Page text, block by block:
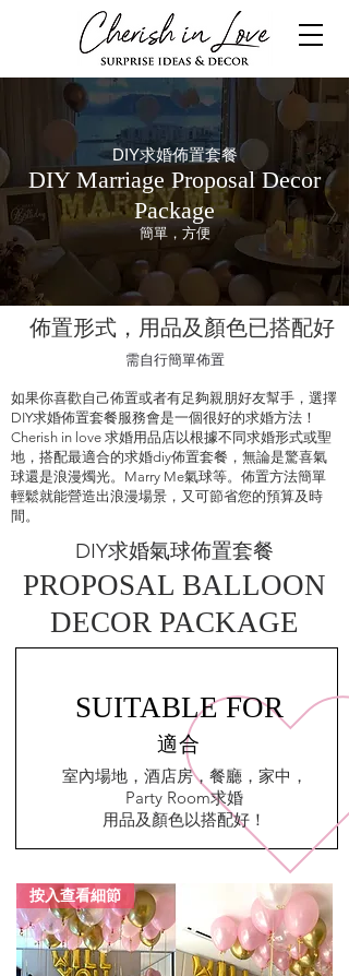
DIY求婚佈置套餐
DIY Marriage Proposal Decor
Package
簡單，方便
佈置形式，用品及顏色已搭配好
需自行簡單佈置
如果你喜歡自己佈置或者有足夠親朋好友幫手，選擇
DIY求婚佈置套餐服務會是一個很好的求婚方法！
Cherish in love 求婚用品店以根據不同求婚形式或聖
地，搭配最適合的求婚diy佈置套餐，無論是驚喜氣
球還是浪漫燭光。Marry Me氣球等。佈置方法簡單
輕鬆就能營造出浪漫場景，又可節省您的預算及時
間。
DIY求婚氣球佈置套餐
PROPOSAL BALLOON
DECOR PACKAGE
SUITABLE FOR
​適合
室內場地，酒店房，餐廳，家中，
Party Room求婚
​用品及顏色以搭配好！
按入查看細節